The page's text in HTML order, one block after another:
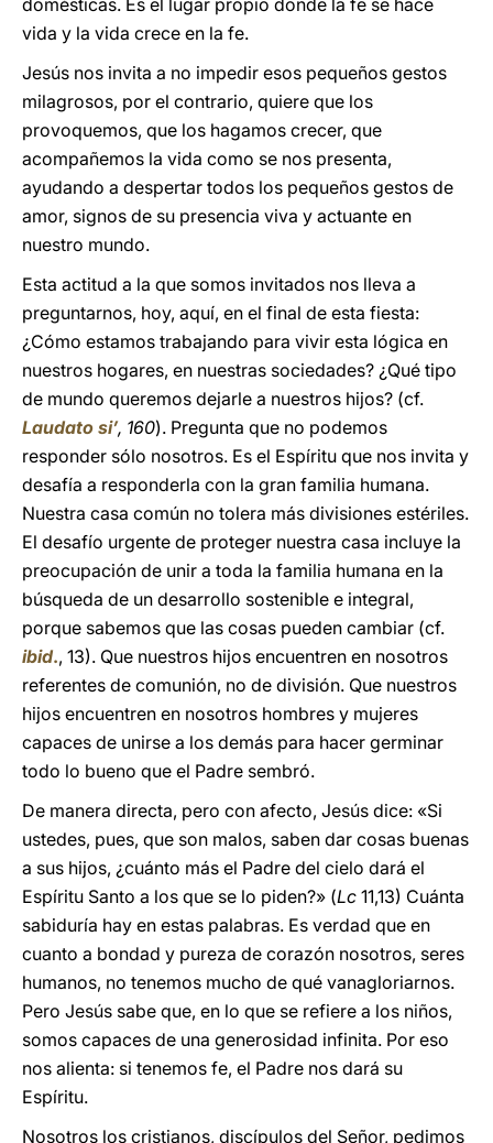
domésticas. Es el lugar propio donde la fe se hace
vida y la vida crece en la fe.
Jesús nos invita a no impedir esos pequeños gestos
milagrosos, por el contrario, quiere que los
provoquemos, que los hagamos crecer, que
acompañemos la vida como se nos presenta,
ayudando a despertar todos los pequeños gestos de
amor, signos de su presencia viva y actuante en
nuestro mundo.
Esta actitud a la que somos invitados nos lleva a
preguntarnos, hoy, aquí, en el final de esta fiesta:
¿Cómo estamos trabajando para vivir esta lógica en
nuestros hogares, en nuestras sociedades? ¿Qué tipo
de mundo queremos dejarle a nuestros hijos? (cf.
Laudato si’, 160). Pregunta que no podemos
responder sólo nosotros. Es el Espíritu que nos invita y
desafía a responderla con la gran familia humana.
Nuestra casa común no tolera más divisiones estériles.
El desafío urgente de proteger nuestra casa incluye la
preocupación de unir a toda la familia humana en la
búsqueda de un desarrollo sostenible e integral,
porque sabemos que las cosas pueden cambiar (cf.
ibid., 13). Que nuestros hijos encuentren en nosotros
referentes de comunión, no de división. Que nuestros
hijos encuentren en nosotros hombres y mujeres
capaces de unirse a los demás para hacer germinar
todo lo bueno que el Padre sembró.
De manera directa, pero con afecto, Jesús dice: «Si
ustedes, pues, que son malos, saben dar cosas buenas
a sus hijos, ¿cuánto más el Padre del cielo dará el
Espíritu Santo a los que se lo piden?» (Lc 11,13) Cuánta
sabiduría hay en estas palabras. Es verdad que en
cuanto a bondad y pureza de corazón nosotros, seres
humanos, no tenemos mucho de qué vanagloriarnos.
Pero Jesús sabe que, en lo que se refiere a los niños,
somos capaces de una generosidad infinita. Por eso
nos alienta: si tenemos fe, el Padre nos dará su
Espíritu.
Nosotros los cristianos, discípulos del Señor, pedimos